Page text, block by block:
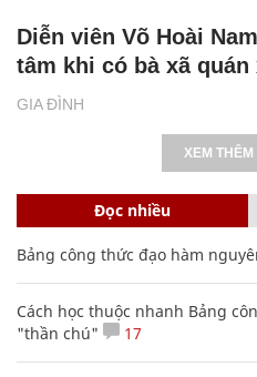
GIA ĐÌNH
Diễn viên Võ Hoài
tâm khi có bà xã quán
XEM
Đọc nhiều
Bảng công thức đạo hàm
Cách học thuộc nhanh Bảng
"thần chú"
17